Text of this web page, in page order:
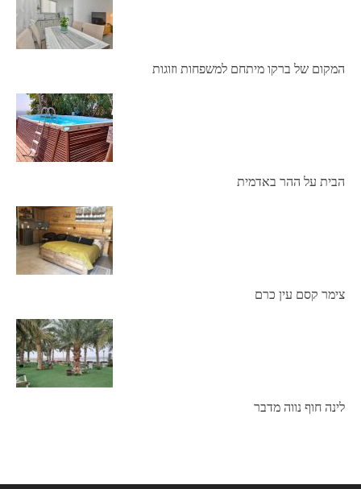
המקום של ברקו מיתחם למשפחות וזוגות
הבית על ההר באדמית
צימר קסם עין כרם
לינה חוף נווה מדבר